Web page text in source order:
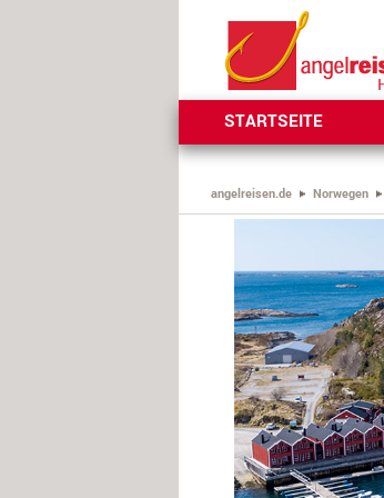
STARTSEITE
angelreisen.de Norwegen